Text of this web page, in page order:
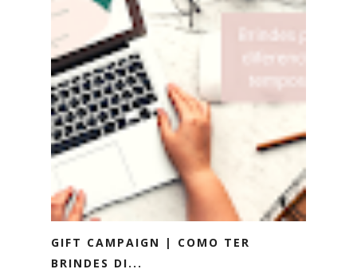
GIFT CAMPAIGN | COMO TER
BRINDES DI...